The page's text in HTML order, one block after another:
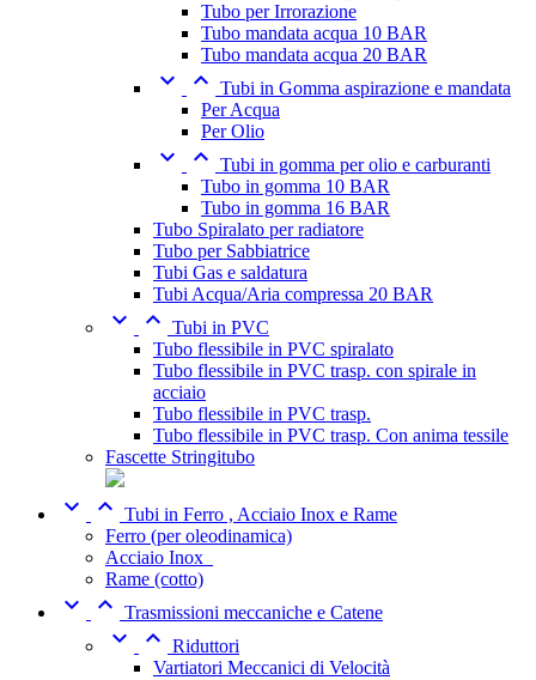
Tubo per Irrorazione
Tubo mandata acqua 10 BAR
Tubo mandata acqua 20 BAR
  Tubi in Gomma aspirazione e mandata
Per Acqua
Per Olio
  Tubi in gomma per olio e carburanti
Tubo in gomma 10 BAR
Tubo in gomma 16 BAR
Tubo Spiralato per radiatore
Tubo per Sabbiatrice
Tubi Gas e saldatura
Tubi Acqua/Aria compressa 20 BAR
  Tubi in PVC
Tubo flessibile in PVC spiralato
Tubo flessibile in PVC trasp. con spirale in
acciaio
Tubo flessibile in PVC trasp.
Tubo flessibile in PVC trasp. Con anima tessile
Fascette Stringitubo
  Tubi in Ferro , Acciaio Inox e Rame
Ferro (per oleodinamica)
Acciaio Inox_
Rame (cotto)
  Trasmissioni meccaniche e Catene
  Riduttori
Vartiatori Meccanici di Velocità